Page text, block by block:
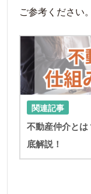
ご参考ください。
関連記事
不動産仲介と
底解説！